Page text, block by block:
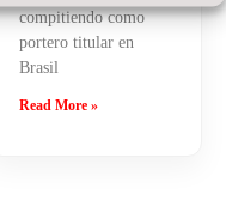
compitiendo como
portero titular en
Brasil
Read More »